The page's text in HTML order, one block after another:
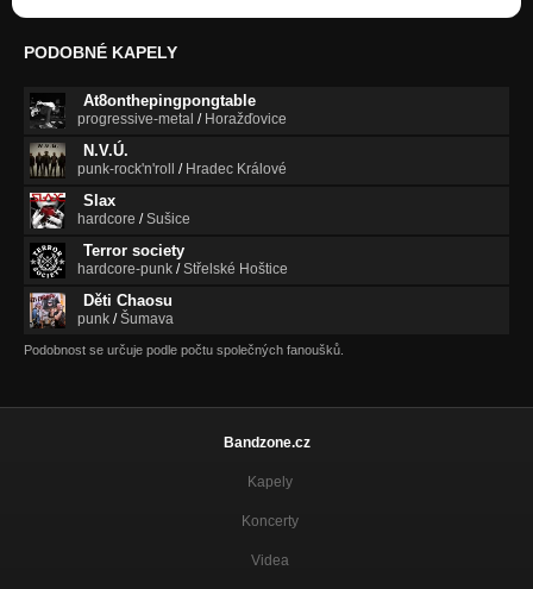
PODOBNÉ KAPELY
At8onthepingpongtable
progressive-metal / Horažďovice
N.V.Ú.
punk-rock'n'roll / Hradec Králové
Slax
hardcore /Sušice
Terror society
hardcore-punk /Střelské Hoštice
Děti Chaosu
punk /Šumava
Podobnost se určuje podle počtu společných fanoušků.
Bandzone.cz
Kapely
Koncerty
Videa